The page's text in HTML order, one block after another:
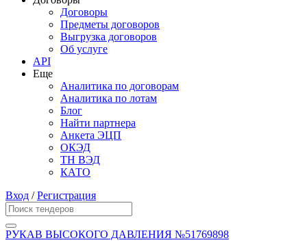
Договоры
Предметы договоров
Выгрузка договоров
Об услуге
API
Еще
Аналитика по договорам
Аналитика по лотам
Блог
Найти партнера
Анкета ЭЦП
ОКЭД
ТН ВЭД
КАТО
Вход /Регистрация
РУКАВ ВЫСОКОГО ДАВЛЕНИЯ №51769898